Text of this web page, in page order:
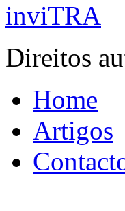
inviTRA
Direitos
Home
Artigos